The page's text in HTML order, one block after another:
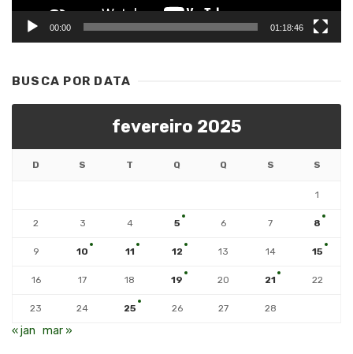
00:00 01:18:46
BUSCA POR DATA
fevereiro 2025
D S T Q Q S S
1
2 3 4 5 6 7 8
9 10 11 12 13 14 15
16 17 18 19 20 21 22
23 24 25 26 27 28
« jan mar »